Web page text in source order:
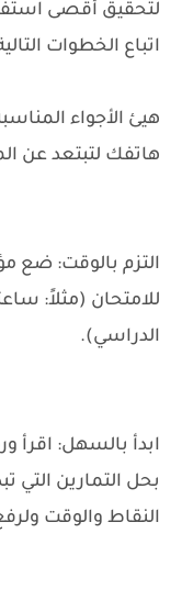
لتحقيق أقصى
اتباع الخطوات
هيئ الأجواء
هاتفك لتبتعد عن
التزم بالوقت: ضع
للامتحان (مثلاً:
الدراسي).
ابدأ بالسهل: اقرأ
بحل التمارين
النقاط والوقت